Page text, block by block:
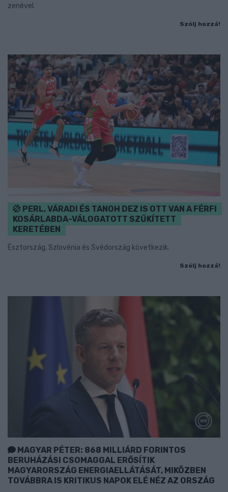
zenével.
Szólj hozzá!
PERL, VÁRADI ÉS TANOH DEZ IS OTT VAN A FÉRFI
KOSÁRLABDA-VÁLOGATOTT SZŰKÍTETT
KERETÉBEN
Észtország, Szlovénia és Svédország következik.
Szólj hozzá!
MAGYAR PÉTER: 868 MILLIÁRD FORINTOS
BERUHÁZÁSI CSOMAGGAL ERŐSÍTIK
MAGYARORSZÁG ENERGIAELLÁTÁSÁT, MIKÖZBEN
TOVÁBBRA IS KRITIKUS NAPOK ELÉ NÉZ AZ ORSZÁG